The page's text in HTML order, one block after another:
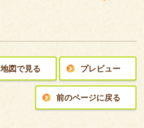
地図で見る プレビュー
前のページに戻る